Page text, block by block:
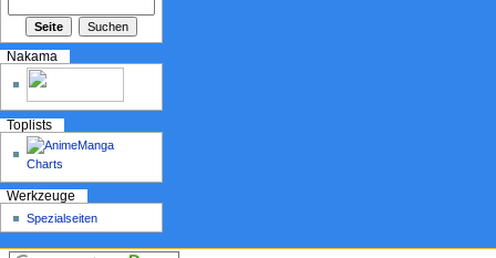
Nakama
Toplists
Werkzeuge
Spezialseiten